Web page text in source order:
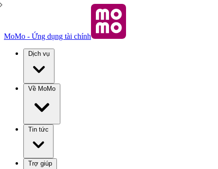
MoMo - Ứng dụng tài chính
Dịch vụ
Về MoMo
Tin tức
Trợ giúp